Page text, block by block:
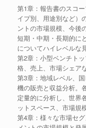
第1章：報告書のスコ
イプ別、用途別など）
ントの市場規模、今後
短期・中期・長期的に
についてハイレベルな
第2章：小型ベンチト
格、売上、市場シェア
第3章：地域レベル、
機の販売と収益分析。
定量的に分析し、世界
ットスペース、市場規
第4章：様々な市場セ